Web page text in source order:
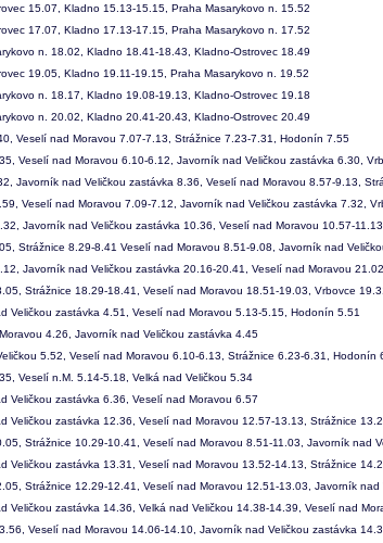
15.07, Kladno 15.13-15.15, Praha Masarykovo n. 15.52
17.07, Kladno 17.13-17.15, Praha Masarykovo n. 17.52
n. 18.02, Kladno 18.41-18.43, Kladno-Ostrovec 18.49
19.05, Kladno 19.11-19.15, Praha Masarykovo n. 19.52
n. 18.17, Kladno 19.08-19.13, Kladno-Ostrovec 19.18
n. 20.02, Kladno 20.41-20.43, Kladno-Ostrovec 20.49
Veselí nad Moravou 7.07-7.13, Strážnice 7.23-7.31, Hodonín 7.55
Veselí nad Moravou 6.10-6.12, Javorník nad Veličkou zastávka 6.30,
Javorník nad Veličkou zastávka 8.36, Veselí nad Moravou 8.57-9.13,
Veselí nad Moravou 7.09-7.12, Javorník nad Veličkou zastávka 7.32,
Javorník nad Veličkou zastávka 10.36, Veselí nad Moravou 10.57-
Strážnice 8.29-8.41 Veselí nad Moravou 8.51-9.08, Javorník nad
Javorník nad Veličkou zastávka 20.16-20.41, Veselí nad Moravou 21.02
Strážnice 18.29-18.41, Veselí nad Moravou 18.51-19.03, Vrbovce
Veličkou zastávka 4.51, Veselí nad Moravou 5.13-5.15, Hodonín 5.51
4.26, Javorník nad Veličkou zastávka 4.45
5.52, Veselí nad Moravou 6.10-6.13, Strážnice 6.23-6.31, Hodonín
Veselí n.M. 5.14-5.18, Velká nad Veličkou 5.34
Veličkou zastávka 6.36, Veselí nad Moravou 6.57
Veličkou zastávka 12.36, Veselí nad Moravou 12.57-13.13, Strážnice
Strážnice 10.29-10.41, Veselí nad Moravou 8.51-11.03, Javorník nad
Veličkou zastávka 13.31, Veselí nad Moravou 13.52-14.13, Strážnice
Strážnice 12.29-12.41, Veselí nad Moravou 12.51-13.03, Javorník nad
Veličkou zastávka 14.36, Velká nad Veličkou 14.38-14.39, Veselí nad
Veselí nad Moravou 14.06-14.10, Javorník nad Veličkou zastávka